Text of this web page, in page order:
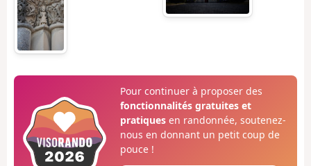
Pour continuer à proposer des
fonctionnalités gratuites et
pratiquesen randonnée, soutenez-
nous en donnant un petit coup de
pouce !